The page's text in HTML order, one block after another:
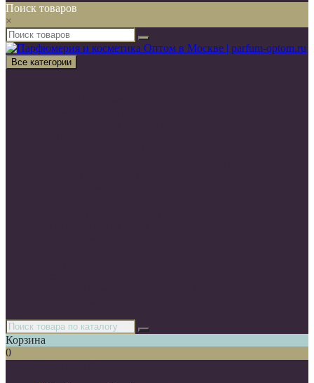
Поиск товаров
×
Все категории
Корзина
0